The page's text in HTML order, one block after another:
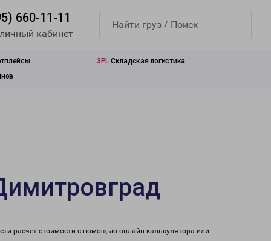
660-11-11
кабинет
3PL Складская логистика
расчет стоимости с помощью онлайн-калькулятора или